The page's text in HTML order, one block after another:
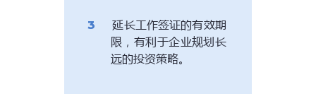
延长工作签证的有效期
限，有利于企业规划长
远的投资策略。